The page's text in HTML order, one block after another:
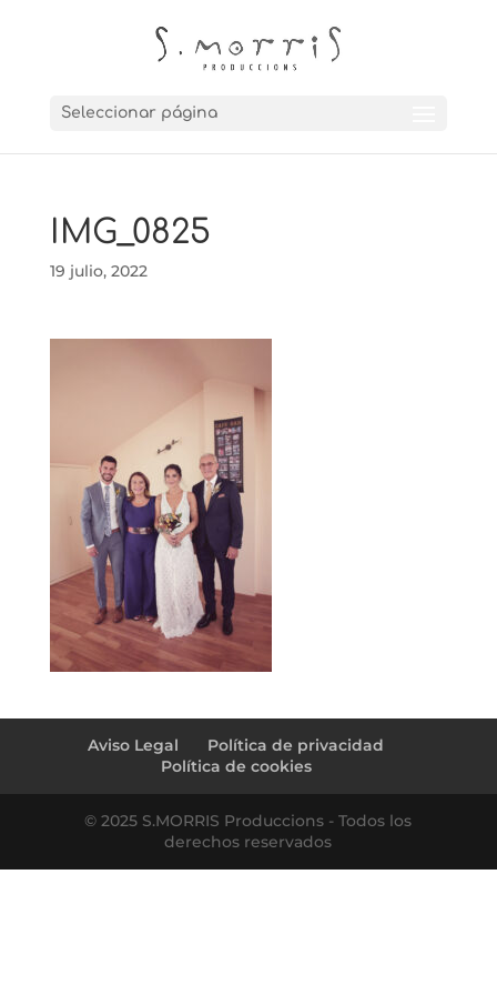
Seleccionar página
IMG_0825
19 julio, 2022
Aviso Legal
Política de privacidad
Política de cookies
© 2025 S.MORRIS Produccions - Todos los
derechos reservados